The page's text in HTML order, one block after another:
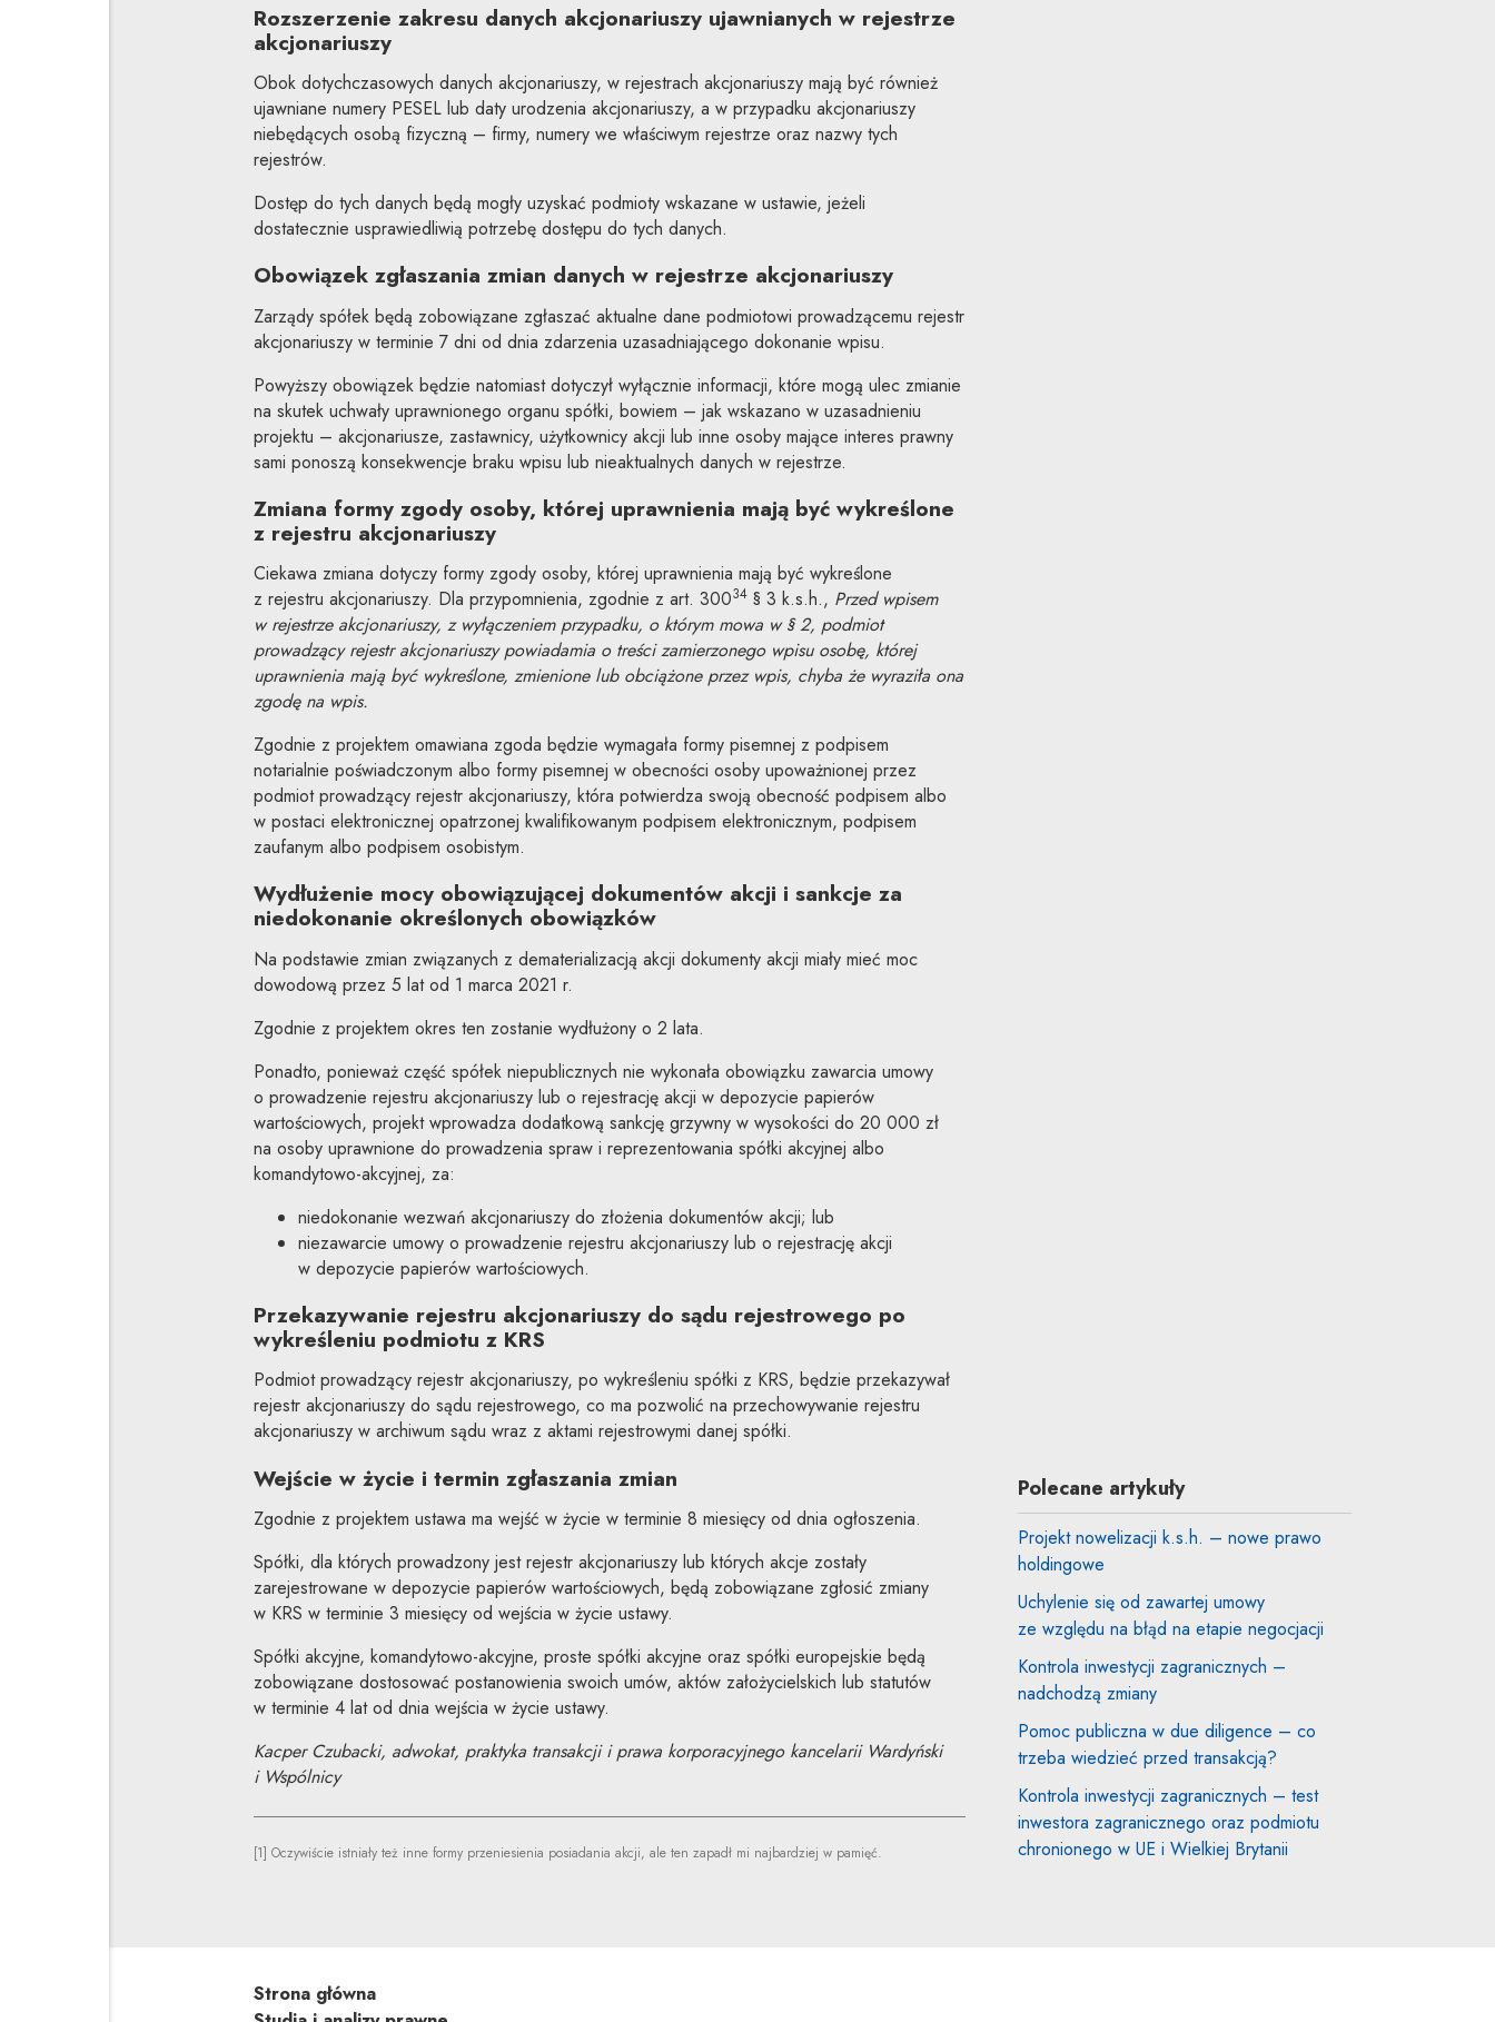
Rozszerzenie zakresu danych akcjonariuszy ujawnianych w rejestrze
akcjonariuszy
Obok dotychczasowych danych akcjonariuszy, w rejestrach akcjonariuszy mają być również
ujawniane numery PESEL lub daty urodzenia akcjonariuszy, a w przypadku akcjonariuszy
niebędących osobą fizyczną – firmy, numery we właściwym rejestrze oraz nazwy tych
rejestrów.
Dostęp do tych danych będą mogły uzyskać podmioty wskazane w ustawie, jeżeli
dostatecznie usprawiedliwią potrzebę dostępu do tych danych.
Obowiązek zgłaszania zmian danych w rejestrze akcjonariuszy
Zarządy spółek będą zobowiązane zgłaszać aktualne dane podmiotowi prowadzącemu rejestr
akcjonariuszy w terminie 7 dni od dnia zdarzenia uzasadniającego dokonanie wpisu.
Powyższy obowiązek będzie natomiast dotyczył wyłącznie informacji, które mogą ulec zmianie
na skutek uchwały uprawnionego organu spółki, bowiem – jak wskazano w uzasadnieniu
projektu – akcjonariusze, zastawnicy, użytkownicy akcji lub inne osoby mające interes prawny
sami ponoszą konsekwencje braku wpisu lub nieaktualnych danych w rejestrze.
Zmiana formy zgody osoby, której uprawnienia mają być wykreślone
z rejestru akcjonariuszy
Ciekawa zmiana dotyczy formy zgody osoby, której uprawnienia mają być wykreślone
z rejestru akcjonariuszy. Dla przypomnienia, zgodnie z art. 30034§ 3 k.s.h., Przed wpisem
w rejestrze akcjonariuszy, z wyłączeniem przypadku, o którym mowa w § 2, podmiot
prowadzący rejestr akcjonariuszy powiadamia o treści zamierzonego wpisu osobę, której
uprawnienia mają być wykreślone, zmienione lub obciążone przez wpis, chyba że wyraziła ona
zgodę na wpis.
Zgodnie z projektem omawiana zgoda będzie wymagała formy pisemnej z podpisem
notarialnie poświadczonym albo formy pisemnej w obecności osoby upoważnionej przez
podmiot prowadzący rejestr akcjonariuszy, która potwierdza swoją obecność podpisem albo
w postaci elektronicznej opatrzonej kwalifikowanym podpisem elektronicznym, podpisem
zaufanym albo podpisem osobistym.
Wydłużenie mocy obowiązującej dokumentów akcji i sankcje za
niedokonanie określonych obowiązków
Na podstawie zmian związanych z dematerializacją akcji dokumenty akcji miały mieć moc
dowodową przez 5 lat od 1 marca 2021 r.
Zgodnie z projektem okres ten zostanie wydłużony o 2 lata.
Ponadto, ponieważ część spółek niepublicznych nie wykonała obowiązku zawarcia umowy
o prowadzenie rejestru akcjonariuszy lub o rejestrację akcji w depozycie papierów
wartościowych, projekt wprowadza dodatkową sankcję grzywny w wysokości do 20 000 zł
na osoby uprawnione do prowadzenia spraw i reprezentowania spółki akcyjnej albo
komandytowo-akcyjnej, za:
niedokonanie wezwań akcjonariuszy do złożenia dokumentów akcji; lub
niezawarcie umowy o prowadzenie rejestru akcjonariuszy lub o rejestrację akcji
w depozycie papierów wartościowych.
Przekazywanie rejestru akcjonariuszy do sądu rejestrowego po
wykreśleniu podmiotu z KRS
Podmiot prowadzący rejestr akcjonariuszy, po wykreśleniu spółki z KRS, będzie przekazywał
rejestr akcjonariuszy do sądu rejestrowego, co ma pozwolić na przechowywanie rejestru
akcjonariuszy w archiwum sądu wraz z aktami rejestrowymi danej spółki.
Wejście w życie i termin zgłaszania zmian
Zgodnie z projektem ustawa ma wejść w życie w terminie 8 miesięcy od dnia ogłoszenia.
Spółki, dla których prowadzony jest rejestr akcjonariuszy lub których akcje zostały
zarejestrowane w depozycie papierów wartościowych, będą zobowiązane zgłosić zmiany
w KRS w terminie 3 miesięcy od wejścia w życie ustawy.
Spółki akcyjne, komandytowo-akcyjne, proste spółki akcyjne oraz spółki europejskie będą
zobowiązane dostosować postanowienia swoich umów, aktów założycielskich lub statutów
w terminie 4 lat od dnia wejścia w życie ustawy.
Kacper Czubacki, adwokat, praktyka transakcji i prawa korporacyjnego kancelarii Wardyński
i Wspólnicy
[1] Oczywiście istniały też inne formy przeniesienia posiadania akcji, ale ten zapadł mi najbardziej w pamięć.
Polecane artykuły
Projekt nowelizacji k.s.h. – nowe prawo
holdingowe
Uchylenie się od zawartej umowy
ze względu na błąd na etapie negocjacji
Kontrola inwestycji zagranicznych –
nadchodzą zmiany
Pomoc publiczna w due diligence – co
trzeba wiedzieć przed transakcją?
Kontrola inwestycji zagranicznych – test
inwestora zagranicznego oraz podmiotu
chronionego w UE i Wielkiej Brytanii
Strona główna